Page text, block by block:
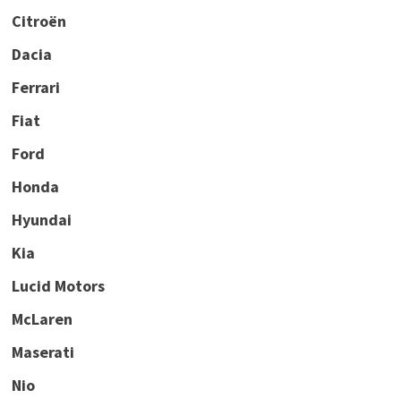
Citroën
Dacia
Ferrari
Fiat
Ford
Honda
Hyundai
Kia
Lucid Motors
McLaren
Maserati
Nio